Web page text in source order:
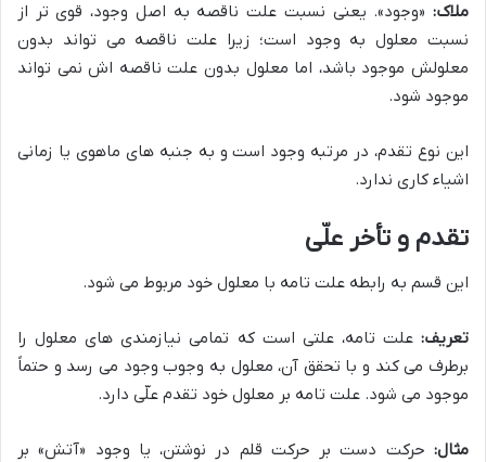
ملاک: «وجود». یعنی نسبت علت ناقصه به اصل وجود، قوی تر از
نسبت معلول به وجود است؛ زیرا علت ناقصه می تواند بدون
معلولش موجود باشد، اما معلول بدون علت ناقصه اش نمی تواند
موجود شود.
این نوع تقدم، در مرتبه وجود است و به جنبه های ماهوی یا زمانی
اشیاء کاری ندارد.
تقدم و تأخر علّی
این قسم به رابطه علت تامه با معلول خود مربوط می شود.
تعریف: علت تامه، علتی است که تمامی نیازمندی های معلول را
برطرف می کند و با تحقق آن، معلول به وجوب وجود می رسد و حتماً
موجود می شود. علت تامه بر معلول خود تقدم علّی دارد.
مثال: حرکت دست بر حرکت قلم در نوشتن، یا وجود «آتش» بر